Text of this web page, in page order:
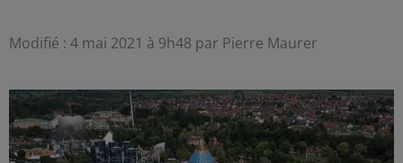
Modifié : 4 mai 2021 à 9h48 par Pierre Maurer